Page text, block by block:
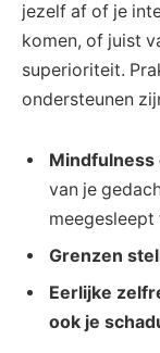
jezelf ‌af⁢ of je⁣
komen, of juist
superioriteit.
ondersteunen
Mindfulness
van je
⁤meegesleept
Grenzen
Eerlijke
ook je⁤